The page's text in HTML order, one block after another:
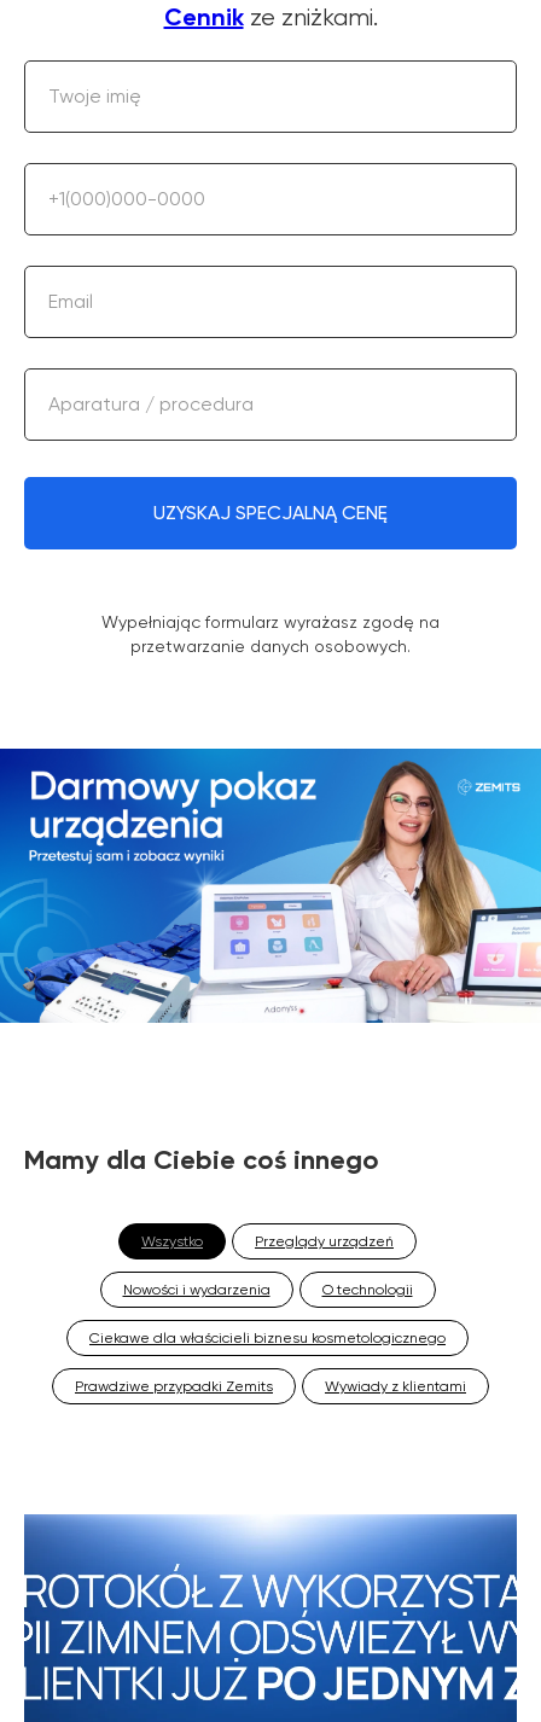
Cennikze zniżkami.
Twoje imię
+1(000)000-0000
Email
Aparatura / procedura
UZYSKAJ SPECJALNĄ CENĘ
Wypełniając formularz wyrażasz zgodę na
przetwarzanie danych osobowych.
Mamy dla Ciebie coś innego
Wszystko Przeglądy urządzeń
Nowości i wydarzenia O technologii
Ciekawe dla właścicieli biznesu kosmetologicznego
Prawdziwe przypadki Zemits Wywiady z klientami